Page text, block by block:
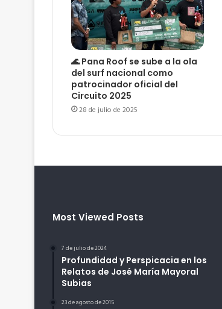
🌊 Pana Roof se sube a la ola
del surf nacional como
patrocinador oficial del
Circuito 2025
28 de julio de 2025
Most Viewed Posts
7 de julio de 2024
Profundidad y Perspicacia en los
Relatos de José María Mayoral
Subias
23 de agosto de 2015